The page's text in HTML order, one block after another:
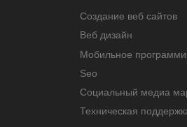
Создание веб сайтов
Веб дизайн
Мобильное
Seo
Социальный медиа
Техническая